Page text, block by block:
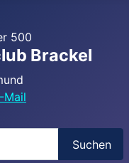
Brackel
Mail
Suchen